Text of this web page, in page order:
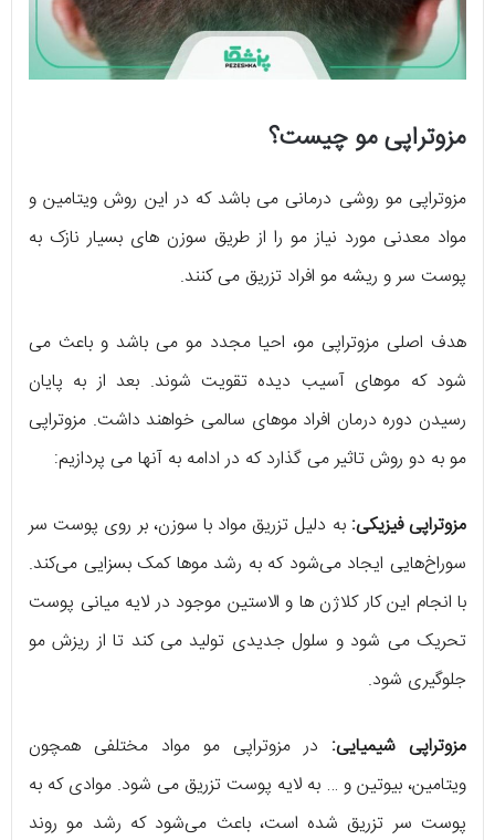
مزوتراپی مو چیست؟
مزوتراپی مو روشی درمانی می باشد که در این روش ویتامین و
مواد معدنی مورد نیاز مو را از طریق سوزن های بسیار نازک به
پوست سر و ریشه مو افراد تزریق می کنند.
هدف اصلی مزوتراپی مو، احیا مجدد مو می باشد و باعث می
شود که موهای آسیب دیده تقویت شوند. بعد از به پایان
رسیدن دوره درمان افراد موهای سالمی خواهند داشت‌. مزوتراپی
مو به دو روش تاثیر می گذارد که در ادامه به آنها می پردازیم:
مزوتراپی فیزیکی: به دلیل تزریق مواد با سوزن، بر روی پوست سر
سوراخ‌هایی ایجاد می‌شود که به رشد موها کمک بسزایی می‌کند.
با انجام این کار کلاژن ها و الاستین موجود در لایه میانی پوست
تحریک می شود و سلول جدیدی تولید می کند تا از ریزش مو
جلوگیری شود.
مزوتراپی شیمیایی: در مزوتراپی مو مواد مختلفی همچون
ویتامین، بیوتین و … به لایه پوست تزریق می شود. موادی که به
پوست سر تزریق شده است، باعث می‌شود که رشد مو روند